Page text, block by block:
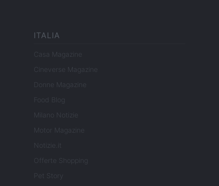
ITALIA
Casa Magazine
Cineverse Magazine
Donne Magazine
Food Blog
Milano Notizie
Motor Magazine
Notizie.it
Offerte Shopping
Pet Story